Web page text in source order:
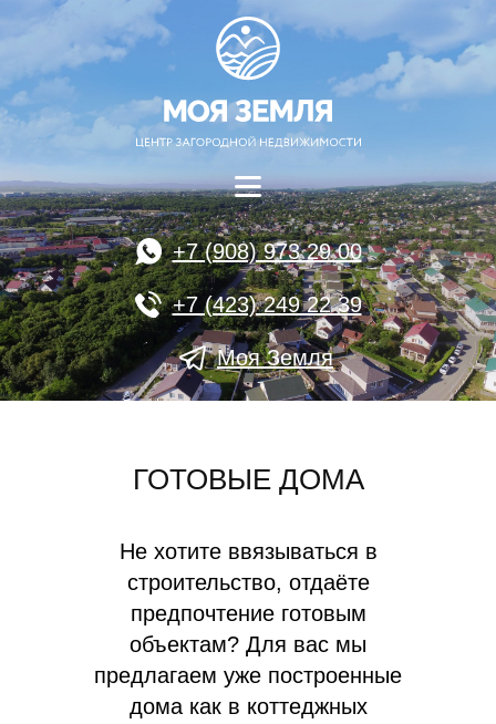
+7 (908) 973 29 00
+7 (423) 249 22 39
Моя Земля
ГОТОВЫЕ ДОМА
Не хотите ввязываться в
строительство, отдаёте
предпочтение готовым
объектам? Для вас мы
предлагаем уже построенные
дома как в коттеджных